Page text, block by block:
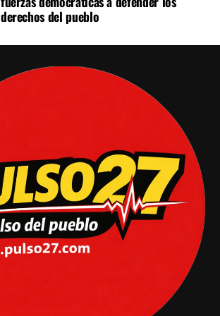
derechos del pueblo